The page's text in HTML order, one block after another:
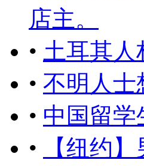
店主。
• 土耳其
• 不明人士
• 中国留学
•
【纽约